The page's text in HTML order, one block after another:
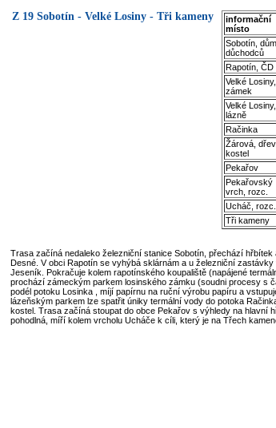
Z 19 Sobotín - Velké Losiny - Tři kameny
informační
místo
Sobotín, dům
důchodců
Rapotín, ČD
Velké Losiny,
zámek
Velké Losiny,
lázně
Račinka
Žárová, dřev.
kostel
Pekařov
Pekařovský
vrch, rozc.
Ucháč, rozc.
Tři kameny
Trasa začíná nedaleko železniční stanice Sobotín, přechází
Desné. V obci Rapotín se vyhýbá sklárnám a u železniční
Jeseník. Pokračuje kolem rapotínského koupaliště (napájené
prochází zámeckým parkem losinského zámku (soudni procesy s
podél potoku Losinka , míjí papírnu na ruční výrobu papíru a
lázeňským parkem lze spatřit úniky termální vody do potoka
kostel. Trasa začíná stoupat do obce Pekařov s výhledy na hlavní
pohodlná, míří kolem vrcholu Ucháče k cíli, který je na Třech